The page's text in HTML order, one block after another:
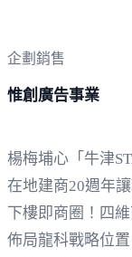
企劃銷售
惟創廣告事業
楊梅埔心「牛津
在地建商20週年
下樓即商圈！四
佈局龍科戰略位